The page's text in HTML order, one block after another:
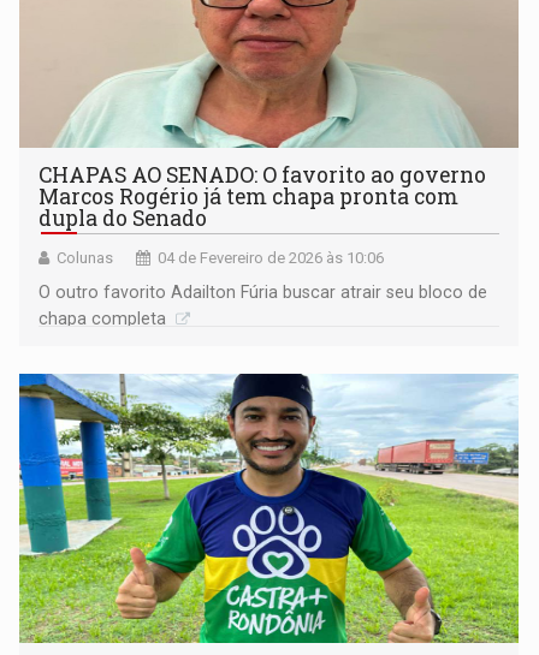
CHAPAS AO SENADO: O favorito ao governo
Marcos Rogério já tem chapa pronta com
dupla do Senado
Colunas 04 de Fevereiro de 2026 às 10:06
O outro favorito Adailton Fúria buscar atrair seu bloco de
chapa completa